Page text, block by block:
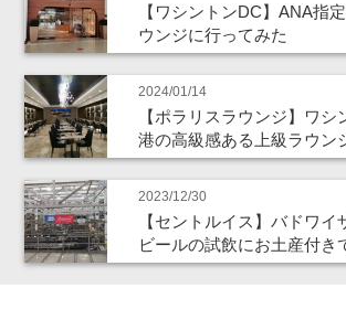
【ワシントンDC】ANA指
ウンジに行ってみた
2024/01/14
【ポラリスラウンジ】ワ
港の高級感ある上級ラウン
2023/12/30
【セントルイス】バドワ
ビールの試飲にお土産付き